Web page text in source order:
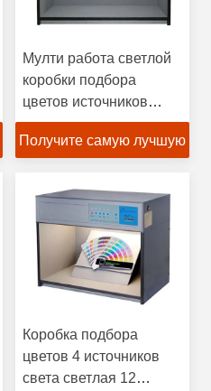
Мулти работа светлой
коробки подбора
цветов источников
света подгонянная
стабилизированная
Получите самую лучшую
Коробка подбора
цветов 4 источников
света светлая 12